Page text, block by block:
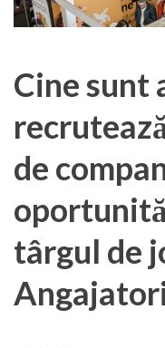
Cine sunt
de
târgul de